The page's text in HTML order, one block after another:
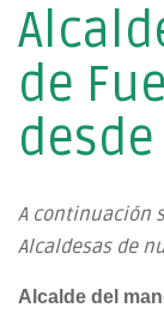
de
desde
A continuación
Alcaldesas de
Alcalde del